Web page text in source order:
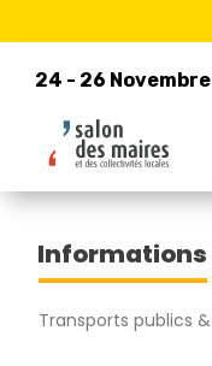
24 - 26
24 - 26
Retour à la liste
RATP GROUP
Informations
Transports publics